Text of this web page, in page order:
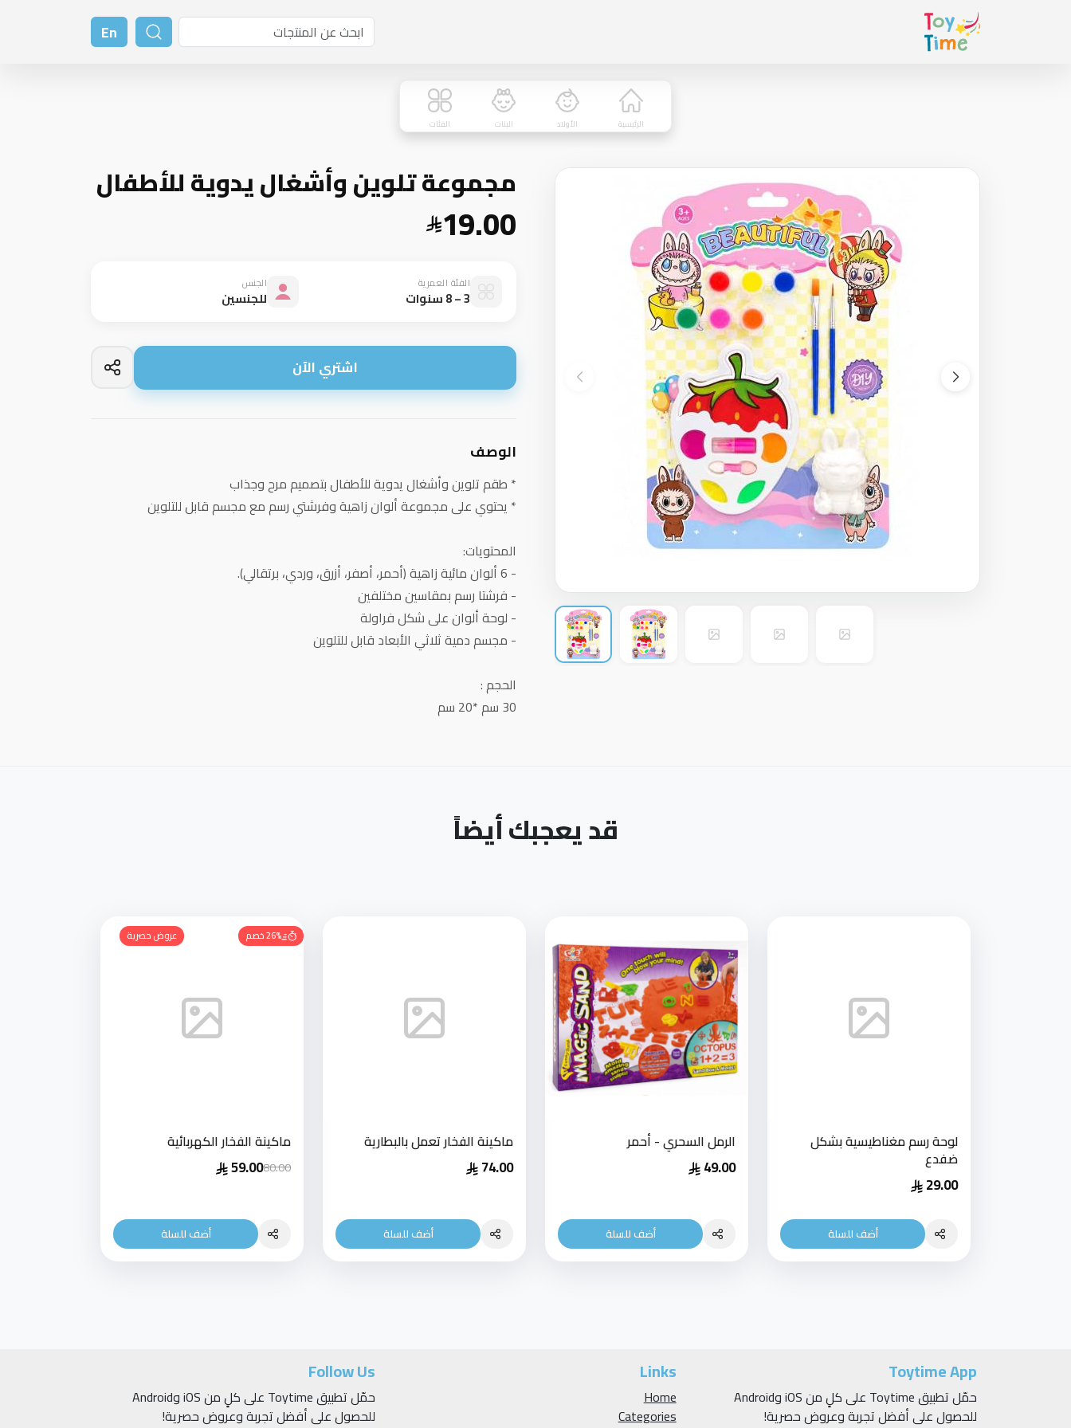
En
الرئيسية الأولاد البنات الفئات
مجموعة تلوين وأشغال يدوية للأطفال
19.00
الفئة العمرية
3 – 8 سنوات
الجنس
للجنسين
اشتري الآن
الوصف
* طقم تلوين وأشغال يدوية للأطفال بتصميم مرح وجذاب
* يحتوي على مجموعة ألوان زاهية وفرشتي رسم مع مجسم قابل للتلوين
المحتويات:
- 6 ألوان مائية زاهية (أحمر، أصفر، أزرق، وردي، برتقالي).
- فرشتا رسم بمقاسين مختلفين
- لوحة ألوان على شكل فراولة
- مجسم دمية ثلاثي الأبعاد قابل للتلوين
الحجم :
30 سم *20 سم
قد يعجبك أيضاً
لوحة رسم مغناطيسية بشكل
ضفدع
29.00
أضف للسلة
الرمل السحري - أحمر
49.00
أضف للسلة
ماكينة الفخار تعمل بالبطارية
74.00
أضف للسلة
26% خصم عروض حصرية
ماكينة الفخار الكهربائية
80.00
59.00
أضف للسلة
Toytime App
حمّل تطبيق Toytime على كلٍ من iOS وAndroid
للحصول على أفضل تجربة وعروض حصرية!
Links
Home
Categories
Follow Us
حمّل تطبيق Toytime على كلٍ من iOS وAndroid
للحصول على أفضل تجربة وعروض حصرية!